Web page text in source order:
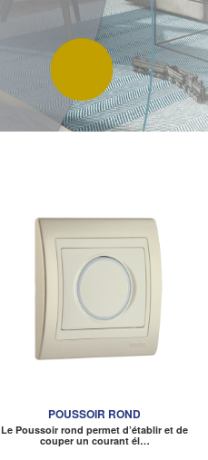
POUSSOIR ROND
Le Poussoir rond permet d’établir et de
couper un courant él…